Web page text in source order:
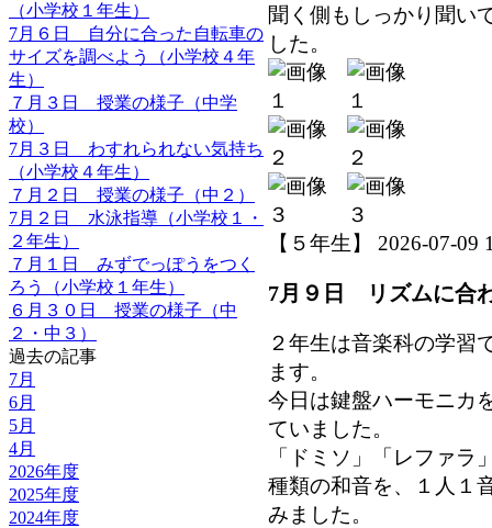
（小学校１年生）
7月６日 自分に合った自転車の
サイズを調べよう（小学校４年
生）
７月３日 授業の様子（中学
校）
7月３日 わすれられない気持ち
（小学校４年生）
７月２日 授業の様子（中２）
7月２日 水泳指導（小学校１・
２年生）
７月１日 みずでっぽうをつく
ろう（小学校１年生）
６月３０日 授業の様子（中
２・中３）
過去の記事
7月
6月
5月
4月
2026年度
2025年度
2024年度
聞く側もしっかり聞い
した。
【５年生】 2026-07-09
7月９日 リズムに合
２年生は音楽科の学習
ます。
今日は鍵盤ハーモニカ
ていました。
「ドミソ」「レファラ
種類の和音を、１人１
みました。